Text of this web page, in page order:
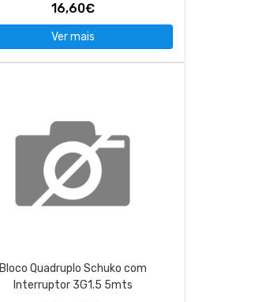
16,60€
Ver mais
Bloco Quadruplo Schuko com
Interruptor 3G1.5 5mts